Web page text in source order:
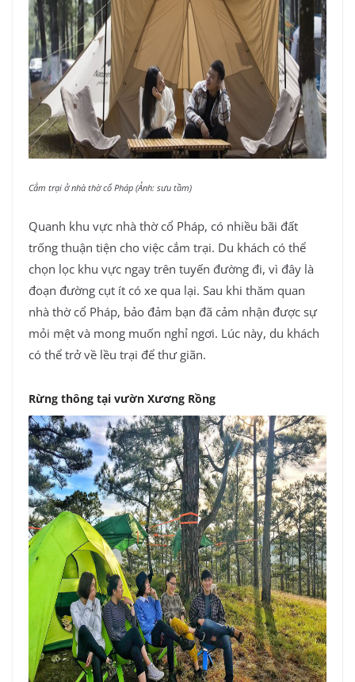
Cắm trại ở nhà thờ cổ Pháp (Ảnh: sưu tầm)
Quanh khu vực nhà thờ cổ Pháp, có nhiều bãi đất
trống thuận tiện cho việc cắm trại. Du khách có thể
chọn lọc khu vực ngay trên tuyến đường đi, vì đây là
đoạn đường cụt ít có xe qua lại. Sau khi thăm quan
nhà thờ cổ Pháp, bảo đảm bạn đã cảm nhận được sự
mỏi mệt và mong muốn nghỉ ngơi. Lúc này, du khách
có thể trở về lều trại để thư giãn.
Rừng thông tại vườn Xương Rồng